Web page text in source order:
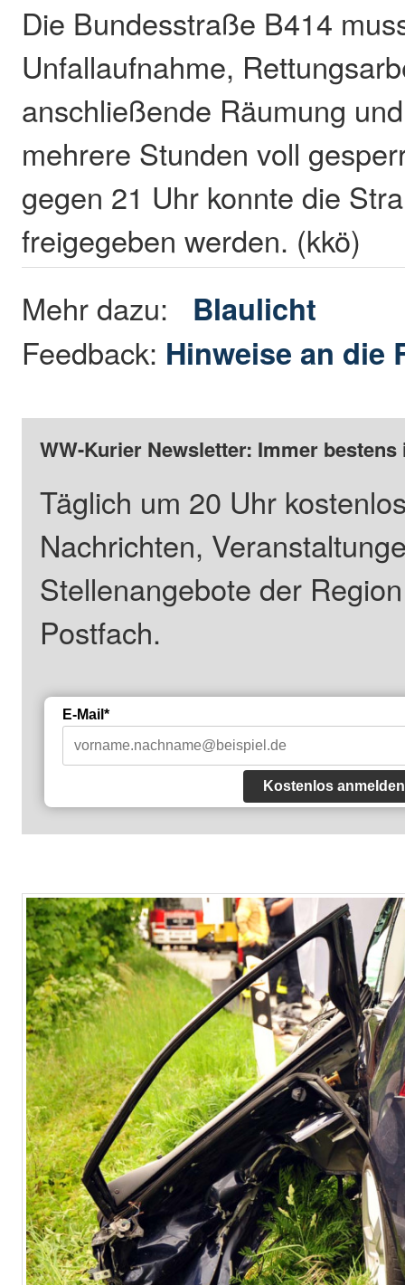
Die Bundesstraße B414
Unfallaufnahme,
anschließende Räumung
mehrere Stunden voll
gegen 21 Uhr konnte die
freigegeben werden. (kkö)
Mehr dazu: Blaulicht
Feedback: Hinweise an die
WW-Kurier Newsletter: Immer
Täglich um 20 Uhr
Nachrichten,
Stellenangebote der
Postfach.
E-Mail*
Kostenlos anmelden